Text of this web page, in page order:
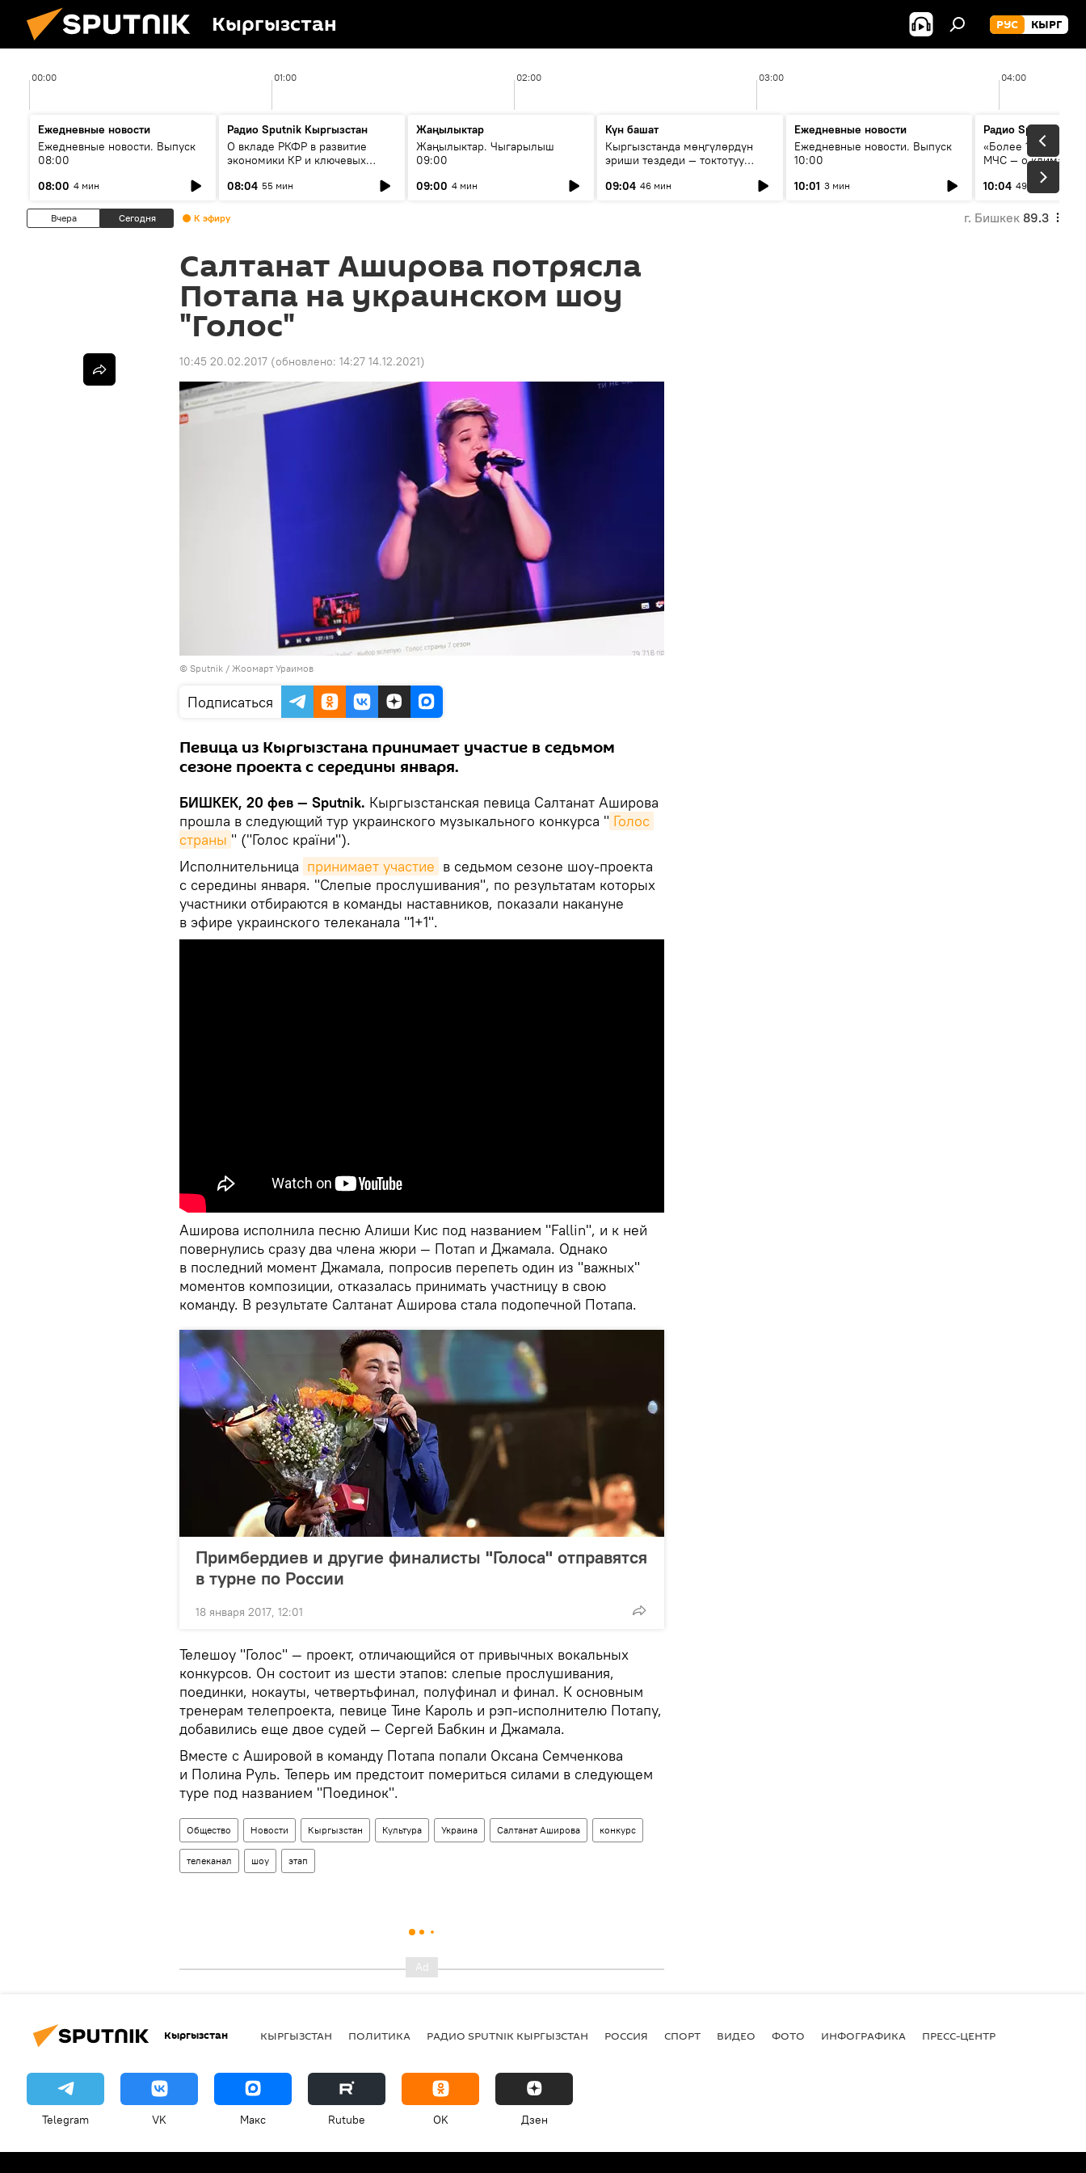
Кыргызстан РУС КЫРГ
00:00 01:00 02:00 03:00 04:00
Ежедневные новости
Ежедневные новости. Выпуск
08:00
08:00 4 мин
Радио Sputnik Кыргызстан
О вкладе РКФР в развитие
экономики КР и ключевых
08:04 55 мин
Жаңылыктар
Жаңылыктар. Чыгарылыш
09:00
09:00 4 мин
Күн башат
Кыргызстанда мөңгүлөрдүн
эриши тездеди — токтотуу
09:04 46 мин
Ежедневные новости
Ежедневные новости. Выпуск
10:00
10:01 3 мин
Радио Sputnik
«Более 1200 сёл в
МЧС — о климате,
системе
населения
10:04 49 мин
Вчера Сегодня К эфиру г. Бишкек 89.3
Салтанат Аширова потрясла
Потапа на украинском шоу
"Голос"
10:45 20.02.2017 (обновлено: 14:27 14.12.2021)
© Sputnik / Жоомарт Ураимов
Подписаться
Певица из Кыргызстана принимает участие в седьмом
сезоне проекта с середины января.
БИШКЕК, 20 фев — Sputnik. Кыргызстанская певица Салтанат Аширова
прошла в следующий тур украинского музыкального конкурса " Голос
страны " ("Голос країни").
Исполнительница принимает участие в седьмом сезоне шоу-проекта
с середины января. "Слепые прослушивания", по результатам которых
участники отбираются в команды наставников, показали накануне
в эфире украинского телеканала "1+1".
Аширова исполнила песню Aлиши Кис под названием "Fallin", и к ней
повернулись сразу два члена жюри — Потап и Джамала. Однако
в последний момент Джамала, попросив перепеть один из "важных"
моментов композиции, отказалась принимать участницу в свою
команду. В результате Салтанат Аширова стала подопечной Потапа.
Примбердиев и другие финалисты "Голоса" отправятся
в турне по России
18 января 2017, 12:01
Телешоу "Голос" — проект, отличающийся от привычных вокальных
конкурсов. Он состоит из шести этапов: слепые прослушивания,
поединки, нокауты, четвертьфинал, полуфинал и финал. К основным
тренерам телепроекта, певице Тине Кароль и рэп-исполнителю Потапу,
добавились еще двое судей — Сергей Бабкин и Джамала.
Вместе с Ашировой в команду Потапа попали Оксана Семченкова
и Полина Руль. Теперь им предстоит помериться силами в следующем
туре под названием "Поединок".
Общество Новости Кыргызстан Культура Украина Салтанат Аширова конкурс
телеканал шоу этап
Кыргызстан КЫРГЫЗСТАН ПОЛИТИКА РАДИО SPUTNIK КЫРГЫЗСТАН РОССИЯ СПОРТ ВИДЕО ФОТО ИНФОГРАФИКА ПРЕСС-ЦЕНТР
Telegram VK Макс Rutube OK Дзен